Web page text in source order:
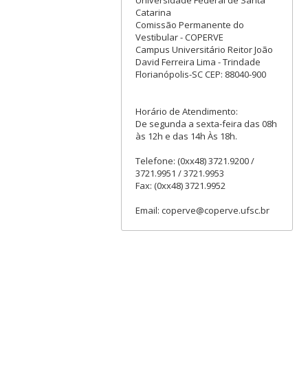
Catarina
Comissão Permanente do
Vestibular - COPERVE
Campus Universitário Reitor João
David Ferreira Lima - Trindade
Florianópolis-SC CEP: 88040-900
Horário de Atendimento:
De segunda a sexta-feira das 08h
às 12h e das 14h Às 18h.
Telefone: (0xx48) 3721.9200 /
3721.9951 / 3721.9953
Fax: (0xx48) 3721.9952
Email: coperve@coperve.ufsc.br